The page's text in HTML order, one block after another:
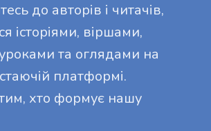
до авторів і читачів,
історіями, віршами,
та оглядами на
платформі.
хто формує нашу